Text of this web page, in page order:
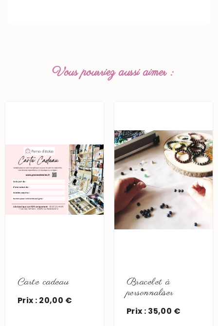
Vous pourriez aussi aimer :
Carte cadeau
Prix : 20,00 €
Bracelet à
personnaliser
Prix : 35,00 €